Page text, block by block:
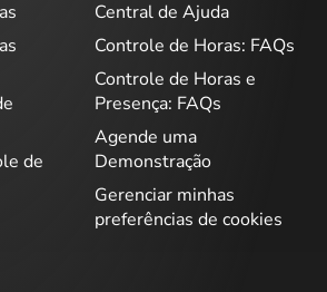
de
Central de Ajuda
Controle de Horas: FAQs
Controle de Horas e
Presença: FAQs
Agende uma
Demonstração
Gerenciar minhas
preferências de cookies